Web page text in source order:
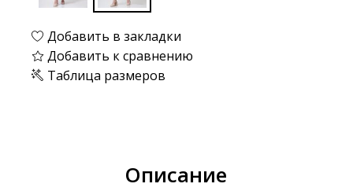
Добавить в закладки
Добавить к сравнению
Таблица размеров
Описание